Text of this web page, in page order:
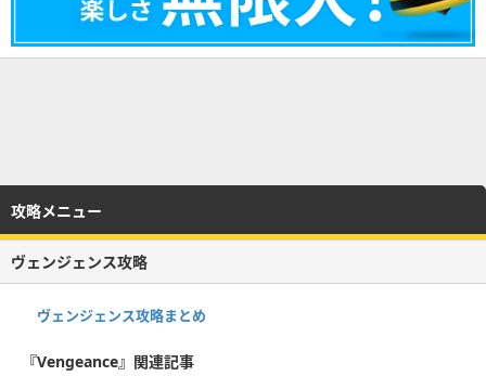
攻略メニュー
ヴェンジェンス攻略
ヴェンジェンス攻略まとめ
『Vengeance』関連記事